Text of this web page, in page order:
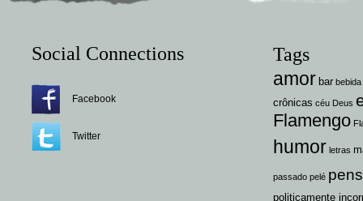
Social Connections
Facebook
Twitter
Tags
amor bar bebida
crônicas céu Deus
Flamengo
humor letras
passado pelé
politicamente